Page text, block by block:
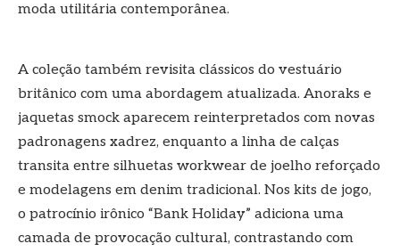
moda utilitária contemporânea.
A coleção também revisita clássicos do vestuário
britânico com uma abordagem atualizada. Anoraks e
jaquetas smock aparecem reinterpretados com novas
padronagens xadrez, enquanto a linha de calças
transita entre silhuetas workwear de joelho reforçado
e modelagens em denim tradicional. Nos kits de jogo,
o patrocínio irônico “Bank Holiday” adiciona uma
camada de provocação cultural, contrastando com